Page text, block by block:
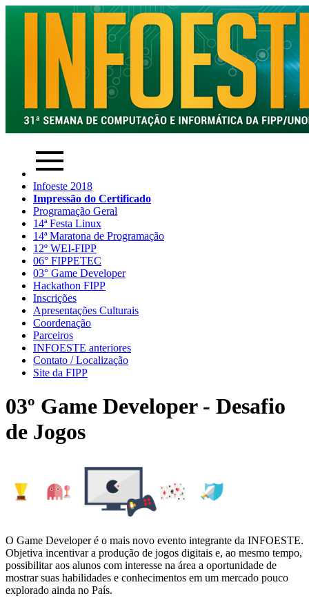
Infoeste 2018
Impressão do Certificado
Programação Geral
14ª Festa Linux
14ª Maratona de Programação
12º WEI-FIPP
06° FIPPETEC
03° Game Developer
Hackathon FIPP
Inscrições
Apresentações Culturais
Coordenação
Parceiros
INFOESTE anteriores
Contato / Localização
Site da FIPP
03º Game Developer - Desafio
de Jogos
O Game Developer é o mais novo evento integrante da INFOESTE.
Objetiva incentivar a produção de jogos digitais e, ao mesmo tempo,
possibilitar aos alunos com interesse na área a oportunidade de
mostrar suas habilidades e conhecimentos em um mercado pouco
explorado ainda no País.